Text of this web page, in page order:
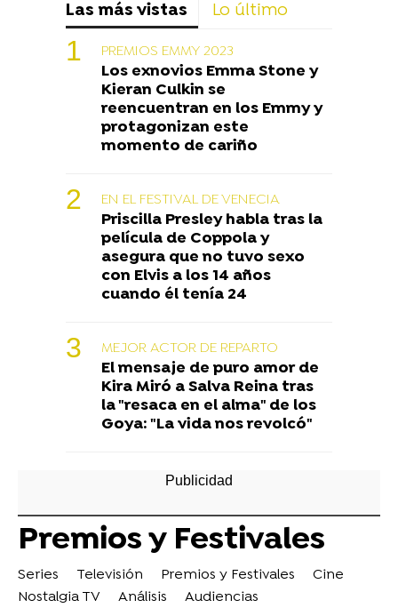
Las más vistas Lo último
PREMIOS EMMY 2023
Los exnovios Emma Stone y
Kieran Culkin se
reencuentran en los Emmy y
protagonizan este
momento de cariño
EN EL FESTIVAL DE VENECIA
Priscilla Presley habla tras la
película de Coppola y
asegura que no tuvo sexo
con Elvis a los 14 años
cuando él tenía 24
MEJOR ACTOR DE REPARTO
El mensaje de puro amor de
Kira Miró a Salva Reina tras
la "resaca en el alma" de los
Goya: "La vida nos revolcó"
Premios y Festivales
Series Televisión Premios y Festivales
Cine
Nostalgia TV
Análisis Audiencias